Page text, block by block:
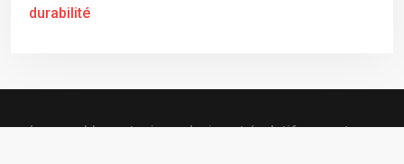
durabilité
Les meubles astucieux, design et évolutifs seront vos